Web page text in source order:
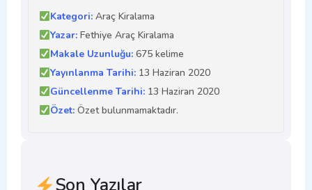
Kategori:Araç Kiralama
Yazar:Fethiye Araç Kiralama
Makale Uzunluğu:675 kelime
Yayınlanma Tarihi:13 Haziran 2020
Güncellenme Tarihi:13 Haziran 2020
Özet:Özet bulunmamaktadır.
Son Yazılar